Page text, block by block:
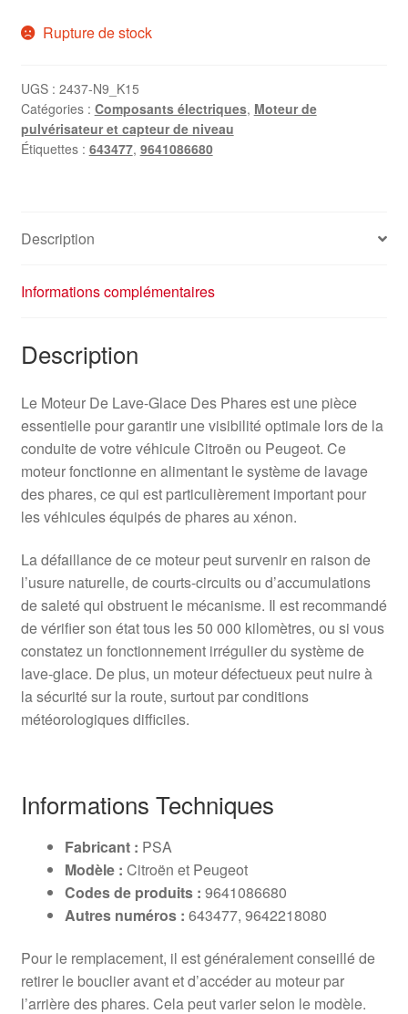
Rupture de stock
UGS : 2437-N9_K15
Catégories : Composants électriques, Moteur de
pulvérisateur et capteur de niveau
Étiquettes : 643477, 9641086680
Description
Informations complémentaires
Description
Le Moteur De Lave-Glace Des Phares est une pièce
essentielle pour garantir une visibilité optimale lors de la
conduite de votre véhicule Citroën ou Peugeot. Ce
moteur fonctionne en alimentant le système de lavage
des phares, ce qui est particulièrement important pour
les véhicules équipés de phares au xénon.
La défaillance de ce moteur peut survenir en raison de
l’usure naturelle, de courts-circuits ou d’accumulations
de saleté qui obstruent le mécanisme. Il est recommandé
de vérifier son état tous les 50 000 kilomètres, ou si vous
constatez un fonctionnement irrégulier du système de
lave-glace. De plus, un moteur défectueux peut nuire à
la sécurité sur la route, surtout par conditions
météorologiques difficiles.
Informations Techniques
Fabricant : PSA
Modèle : Citroën et Peugeot
Codes de produits : 9641086680
Autres numéros : 643477, 9642218080
Pour le remplacement, il est généralement conseillé de
retirer le bouclier avant et d’accéder au moteur par
l’arrière des phares. Cela peut varier selon le modèle.